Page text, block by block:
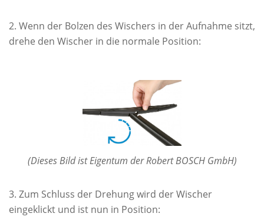
Wenn der Bolzen des Wischers in der Aufnahme sitzt,
drehe den Wischer in die normale Position:
(Dieses Bild ist Eigentum der Robert BOSCH GmbH)
Zum Schluss der Drehung wird der Wischer
eingeklickt und ist nun in Position: